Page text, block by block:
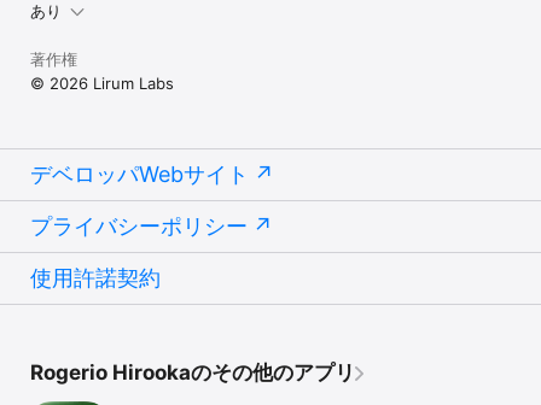
あり
著作権
© 2026 Lirum Labs
デベロッパWebサイト
プライバシーポリシー
使用許諾契約
Rogerio Hirookaのその他のアプリ